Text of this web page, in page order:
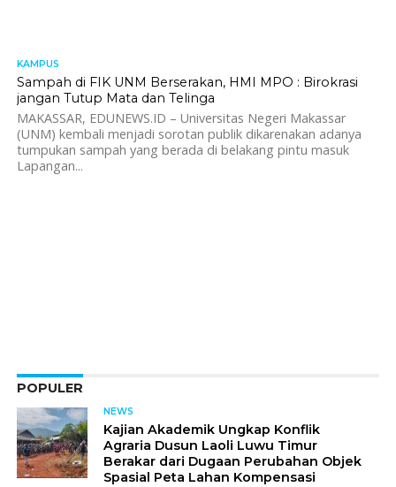
KAMPUS
Sampah di FIK UNM Berserakan, HMI MPO : Birokrasi
jangan Tutup Mata dan Telinga
MAKASSAR, EDUNEWS.ID – Universitas Negeri Makassar
(UNM) kembali menjadi sorotan publik dikarenakan adanya
tumpukan sampah yang berada di belakang pintu masuk
Lapangan...
POPULER
NEWS
Kajian Akademik Ungkap Konflik
Agraria Dusun Laoli Luwu Timur
Berakar dari Dugaan Perubahan Objek
Spasial Peta Lahan Kompensasi